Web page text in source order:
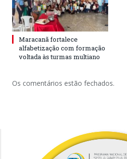
Maracanã fortalece
alfabetização com formação
voltada às turmas multiano
Os comentários estão fechados.